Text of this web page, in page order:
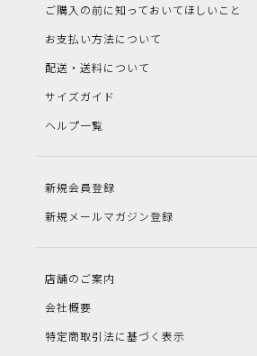
ご購入の前に知っておいてほしいこと
お支払い方法について
配送・送料について
サイズガイド
ヘルプ一覧
新規会員登録
新規メールマガジン登録
店舗のご案内
会社概要
特定商取引法に基づく表示